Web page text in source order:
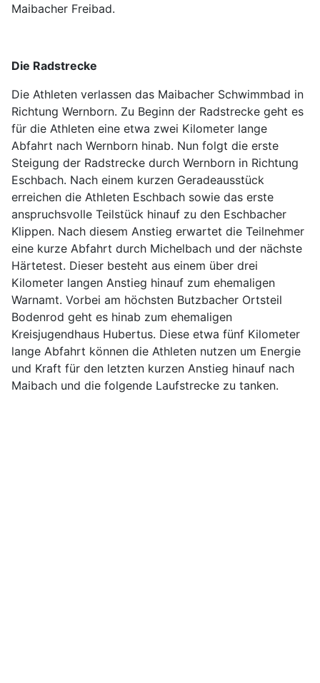
Maibacher Freibad.
Die Radstrecke
Die Athleten verlassen das Maibacher Schwimmbad in
Richtung Wernborn. Zu Beginn der Radstrecke geht es
für die Athleten eine etwa zwei Kilometer lange
Abfahrt nach Wernborn hinab. Nun folgt die erste
Steigung der Radstrecke durch Wernborn in Richtung
Eschbach. Nach einem kurzen Geradeausstück
erreichen die Athleten Eschbach sowie das erste
anspruchsvolle Teilstück hinauf zu den Eschbacher
Klippen. Nach diesem Anstieg erwartet die Teilnehmer
eine kurze Abfahrt durch Michelbach und der nächste
Härtetest. Dieser besteht aus einem über drei
Kilometer langen Anstieg hinauf zum ehemaligen
Warnamt. Vorbei am höchsten Butzbacher Ortsteil
Bodenrod geht es hinab zum ehemaligen
Kreisjugendhaus Hubertus. Diese etwa fünf Kilometer
lange Abfahrt können die Athleten nutzen um Energie
und Kraft für den letzten kurzen Anstieg hinauf nach
Maibach und die folgende Laufstrecke zu tanken.